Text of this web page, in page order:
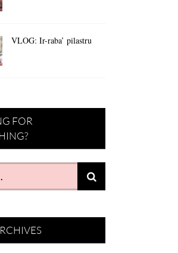
VLOG: Ir-raba’ pilastru
FOR